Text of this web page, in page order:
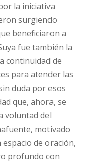
la iniciativa
surgiendo
beneficiaron a
fue también la
continuidad de
para atender las
duda por esos
que, ahora, se
voluntad del
motivado
de oración,
profundo con